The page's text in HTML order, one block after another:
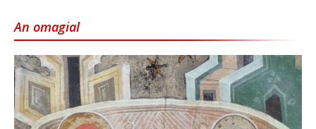
An omagial